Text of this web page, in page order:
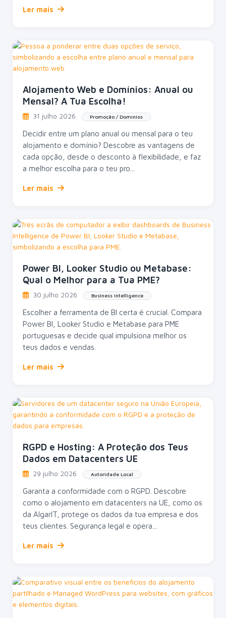
Ler mais
Alojamento Web e Domínios: Anual ou
Mensal? A Tua Escolha!
31 julho 2026 Promoção / Domínios
Decidir entre um plano anual ou mensal para o teu
alojamento e domínio? Descobre as vantagens de
cada opção, desde o desconto à flexibilidade, e faz
a melhor escolha para o teu pro...
Ler mais
Power BI, Looker Studio ou Metabase:
Qual o Melhor para a Tua PME?
30 julho 2026 Business Intelligence
Escolher a ferramenta de BI certa é crucial. Compara
Power BI, Looker Studio e Metabase para PME
portuguesas e decide qual impulsiona melhor os
teus dados e vendas.
Ler mais
RGPD e Hosting: A Proteção dos Teus
Dados em Datacenters UE
29 julho 2026 Autoridade Local
Garanta a conformidade com o RGPD. Descobre
como o alojamento em datacenters na UE, como os
da AlgarIT, protege os dados da tua empresa e dos
teus clientes. Segurança legal e opera...
Ler mais